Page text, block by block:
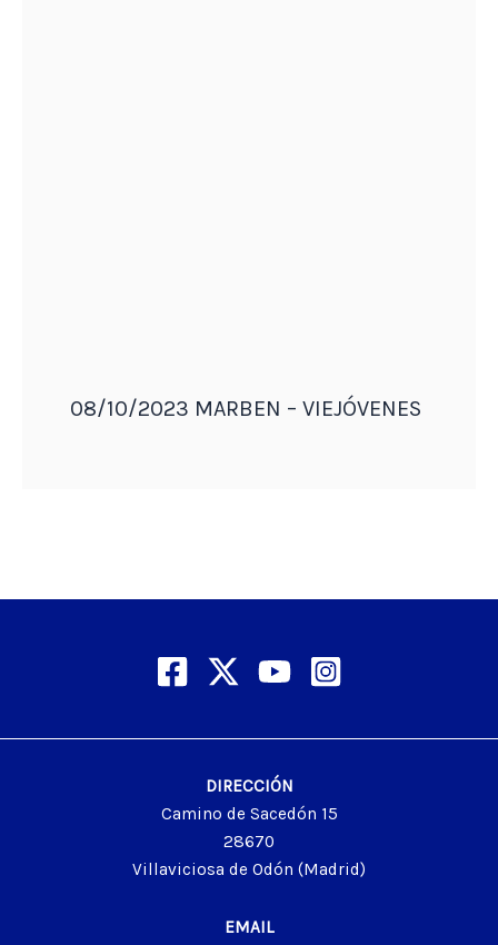
08/10/2023 MARBEN – VIEJÓVENES
DIRECCIÓN
Camino de Sacedón 15
28670
Villaviciosa de Odón (Madrid)
EMAIL